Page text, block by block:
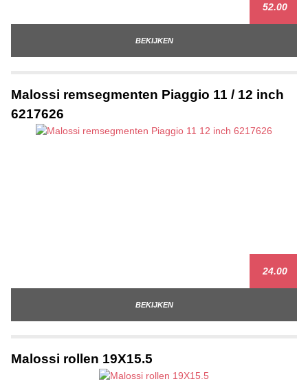
52.00
BEKIJKEN
Malossi remsegmenten Piaggio 11 / 12 inch
6217626
24.00
BEKIJKEN
Malossi rollen 19X15.5